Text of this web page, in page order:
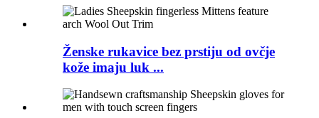
Ženske rukavice bez prstiju od ovčje
kože imaju luk ...